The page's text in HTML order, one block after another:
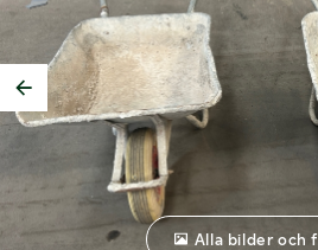
Alla bilder och